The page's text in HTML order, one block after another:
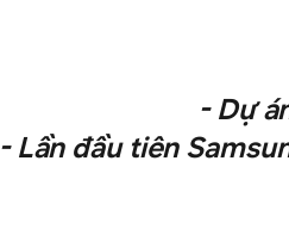
- Dự
- Lần đầu tiên